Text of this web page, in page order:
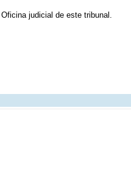
judicial de este tribunal.